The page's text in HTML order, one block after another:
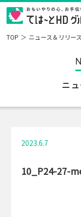
TOP ニュース＆リリース
ニ
2023.6.7
10_P24-27-